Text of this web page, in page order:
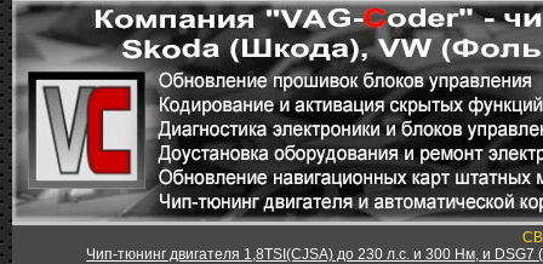
Чип-тюнинг двигателя 1,8TSI(CJSA) до 230 л.с. и 300 Нм, и